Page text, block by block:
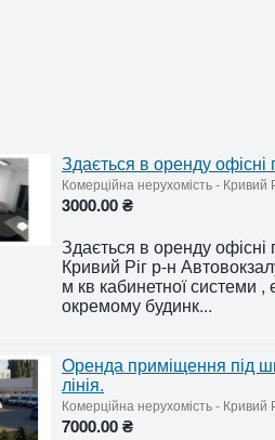
Здається в оренду
Комерційна нерухомість- Кривий
3000.00 ₴
Здається в оренду
Кривий Ріг р-н
м кв кабинетної системи ,
окремому будинк...
Оренда приміщення під
лінія.
Комерційна нерухомість- Кривий
7000.00 ₴